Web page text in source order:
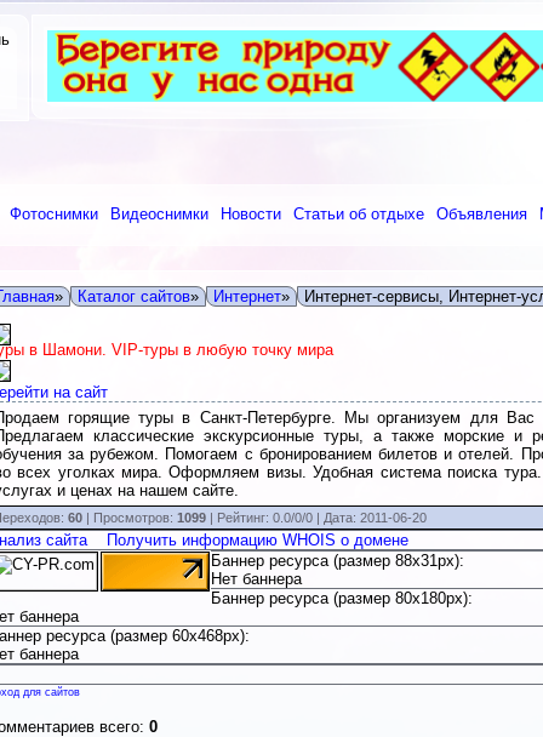
Фотоснимки Видеоснимки Новости Статьи об отдыхе Объявления
» Каталог сайтов» Интернет» Интернет-сервисы, Интернет-
в Шамони. VIP-туры в любую точку мира
на сайт
горящие туры в Санкт-Петербурге. Мы организуем для
классические экскурсионные туры, а также морские и
за рубежом. Помогаем с бронированием билетов и отелей.
всех уголках мира. Оформляем визы. Удобная система поиска
и ценах на нашем сайте.
60| Просмотров: 1099| Рейтинг: 0.0/0/0 | Дата: 2011-06-20
сайта
Получить информацию WHOIS о домене
Баннер ресурса (размер 88x31px):
Нет баннера
Баннер ресурса (размер 80x180px):
баннера
ресурса (размер 60x468px):
баннера
для сайтов
всего: 0